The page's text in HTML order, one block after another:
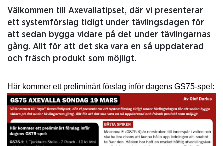
Välkommen till Axevallatipset, där vi presenterar
ett systemförslag tidigt under tävlingsdagen för
att sedan bygga vidare på det under tävlingarnas
gång. Allt för att det ska vara en så uppdaterad
och fräsch produkt som möjligt.
Här kommer ett preliminärt förslag inför dagens GS75-spel: